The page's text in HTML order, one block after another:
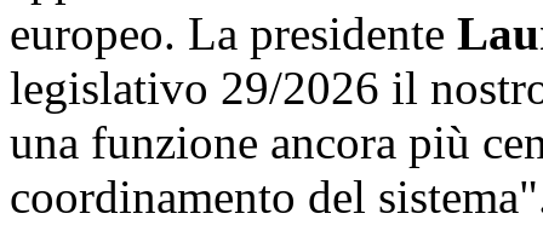
europeo. La presidente
legislativo 29/2026 il
una funzione ancora più
coordinamento del